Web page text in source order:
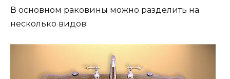
В основном раковины можно разделить на
несколько видов: